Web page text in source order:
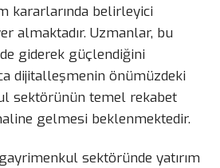
kararlarında belirleyici
almaktadır. Uzmanlar, bu
giderek güçlendiğini
dijitalleşmenin önümüzdeki
sektörünün temel rekabet
gelmesi beklenmektedir.
sektöründe yatırım